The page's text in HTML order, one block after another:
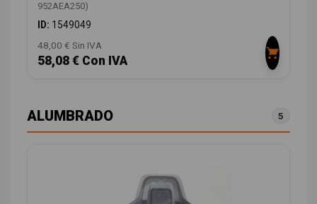
952AEA250)
ID: 1549049
48,00 € Sin IVA
58,08 € Con IVA
ALUMBRADO 5